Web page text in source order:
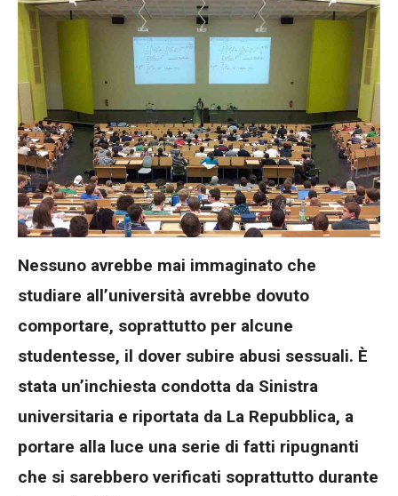
Nessuno avrebbe mai immaginato che
studiare all’università avrebbe dovuto
comportare, soprattutto per alcune
studentesse, il dover subire abusi sessuali. È
stata un’inchiesta condotta da Sinistra
universitaria e riportata da La Repubblica, a
portare alla luce una serie di fatti ripugnanti
che si sarebbero verificati soprattutto durante